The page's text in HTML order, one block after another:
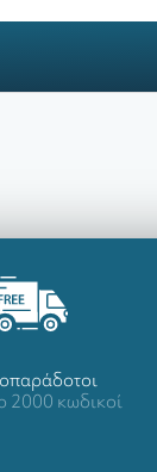
2000 κωδικοί